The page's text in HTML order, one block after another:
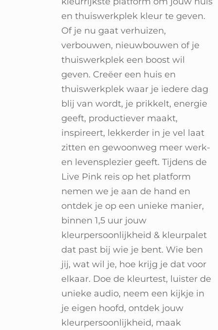
en thuiswerkplek kleur te geven.
Of je nu gaat verhuizen,
verbouwen, nieuwbouwen of je
thuiswerkplek een boost wil
geven. Creëer een huis en
thuiswerkplek waar je iedere dag
blij van wordt, je prikkelt, energie
geeft, productiever maakt,
inspireert, lekkerder in je vel laat
zitten en gewoonweg meer werk-
en levensplezier geeft. Tijdens de
Live Pink reis op het platform
nemen we je aan de hand en
ontdek je op een unieke manier,
binnen 1,5 uur jouw
kleurpersoonlijkheid & kleurpalet
dat past bij wie je bent. Wie ben
jij, wat wil je, hoe krijg je dat voor
elkaar. Doe de kleurtest, luister de
unieke audio, neem een kijkje in
je eigen hoofd, ontdek jouw
kleurpersoonlijkheid, maak